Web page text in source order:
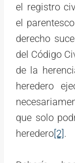
el registro
el
derecho
del Código
de la
heredero
que solo
heredero[2].